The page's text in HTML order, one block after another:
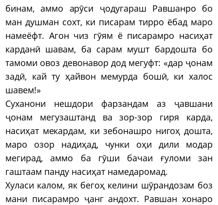
бинам, аммо арӯси ҷодугараш Равшанро бо
ман душман сохт, ки писарам тирро ёбад маро
намеёфт. Агон чиз гӯям ё писарамро насиҳат
карданӣ шавам, ба сарам мушт бардошта бо
тамоми овоз девонавор дод мегуфт: «дар ҷонам
задӣ, кай ту ҳайвон мемурда бошӣ, ки халос
шавем!»
Суханони нешдори фарзандам аз ҷавшани
ҷонам мегузаштанд ва зор-зор гиря карда,
насиҳат мекардам, ки зебонашро нигоҳ дошта,
маро озор надиҳад, чунки оҳи дили модар
мегирад, аммо ба гӯши бачаи ғуломи зан
гаштаам панду насиҳат намедаромад.
Хуласи калом, як бегоҳ келини шӯрандозам боз
мани писарамро ҷанг андохт. Равшан хонаро